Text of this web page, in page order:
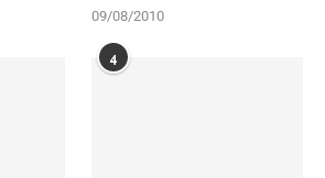
09/08/2010
4